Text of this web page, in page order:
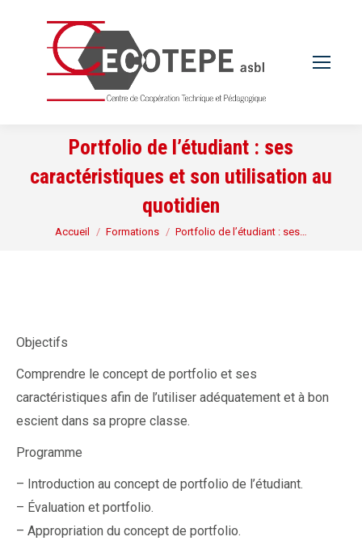
Portfolio de l’étudiant : ses
caractéristiques et son utilisation au
quotidien
Vous êtes ici :
Accueil Formations Portfolio de l’étudiant : ses…
Objectifs
Comprendre le concept de portfolio et ses
caractéristiques afin de l’utiliser adéquatement et à bon
escient dans sa propre classe.
Programme
– Introduction au concept de portfolio de l’étudiant.
– Évaluation et portfolio.
– Appropriation du concept de portfolio.